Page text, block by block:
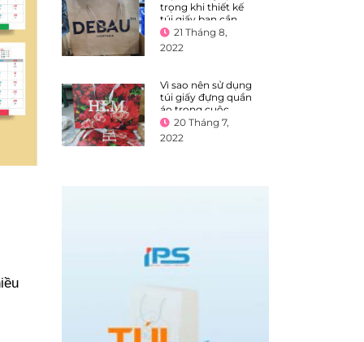
trọng khi thiết kế
túi giấy bạn cần
biết21 Tháng 8,
2022
Vì sao nên sử dụng
túi giấy đựng quần
áo trong cuộc
sống?20 Tháng 7,
2022